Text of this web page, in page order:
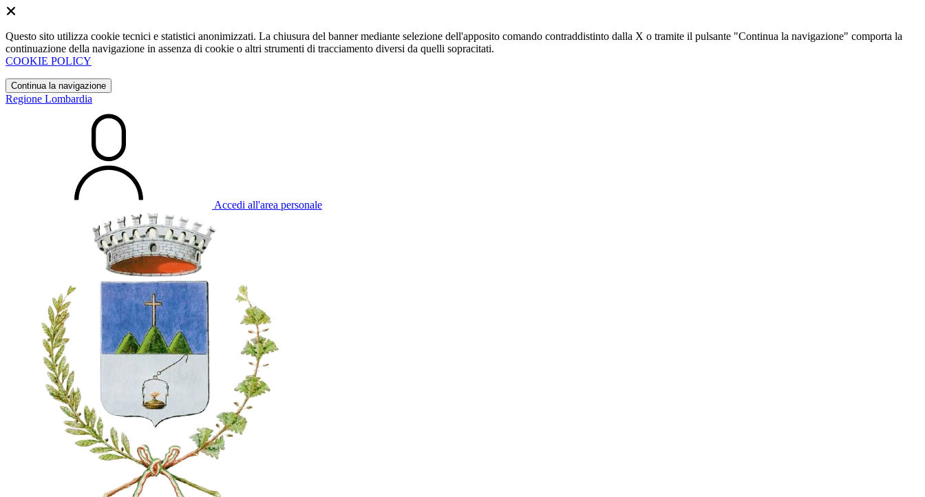
Questo sito utilizza cookie tecnici e statistici anonimizzati. La chiusura del banner mediante selezione dell'apposito comando contraddistinto dalla X o tramite il pulsante "Continua la navigazione" comporta la
continuazione della navigazione in assenza di cookie o altri strumenti di tracciamento diversi da quelli sopracitati.
COOKIE POLICY
Continua la navigazione
Regione Lombardia
Accedi all'area personale